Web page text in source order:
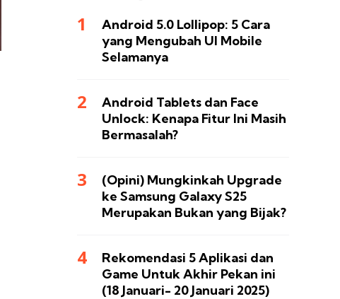
Android 5.0 Lollipop: 5 Cara
yang Mengubah UI Mobile
Selamanya
Android Tablets dan Face
Unlock: Kenapa Fitur Ini Masih
Bermasalah?
(Opini) Mungkinkah Upgrade
ke Samsung Galaxy S25
Merupakan Bukan yang Bijak?
Rekomendasi 5 Aplikasi dan
Game Untuk Akhir Pekan ini
(18 Januari- 20 Januari 2025)